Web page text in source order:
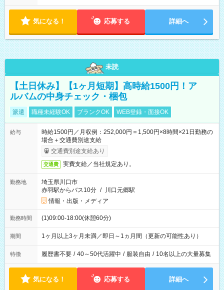
気になる！ 応募する 詳細へ
未読
【土日休み】【1ヶ月短期】高時給1500円！ア
ルバムの中身チェック・梱包
派遣 職種未経験OK ブランクOK WEB登録・面接OK
給与
時給1500円／月収例：252,000円＝1,500円×8時間×21日勤務の
場合＋交通費別途支給
交通費別途支給あり
交通費 実費支給／当社規定あり。
勤務地
埼玉県川口市
赤羽駅からバス10分 / 川口元郷駅
情報・出版・メディア
勤務時間 (1)09:00-18:00(休憩60分)
期間 1ヶ月以上3ヶ月未満／即日～1ヵ月間（更新の可能性あり）
特徴 履歴書不要 / 40～50代活躍中 / 服装自由 / 10名以上の大量募集
気になる！ 応募する 詳細へ